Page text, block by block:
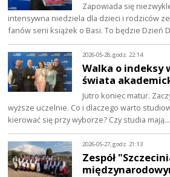
Zapowiada się
intensywna niedziela dla dzieci i rodziców
fanów serii książek o Basi. To będzie Dzień
2026-05-28, godz. 22:14
Walka o indeksy
świata
Jutro koniec matur.
wyższe uczelnie. Co i dlaczego warto
kierować się przy wyborze? Czy studia mają…
2026-05-27, godz. 21:13
Zespół